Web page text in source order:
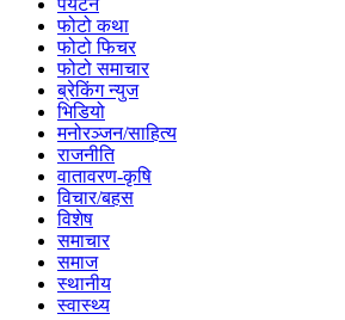
फोटो कथा
फोटो फिचर
फोटो समाचार
ब्रेकिंग न्युज
भिडियो
मनोरञ्जन/साहित्य
राजनीति
वातावरण-कृषि
विचार/बहस
विशेष
समाचार
समाज
स्थानीय
स्वास्थ्य